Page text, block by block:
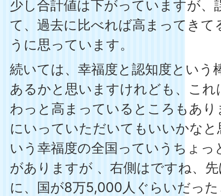
少し合計値は下がっていますが、
て、過去に比べれば高まってき
うに思っています。
続いては、幸福度と認知度という
あるかと思いますけれども、こ
わっと高まっているところもあ
にいっていただいてもいいかな
いう幸福度の全国っていうちょ
がありますが 、右側はですね、
に、国が8万5,000人ぐらいだっ